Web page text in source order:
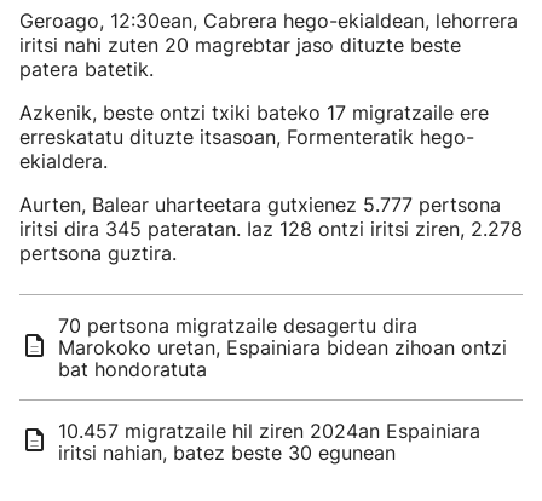
Geroago, 12:30ean, Cabrera hego-ekialdean, lehorrera
iritsi nahi zuten 20 magrebtar jaso dituzte beste
patera batetik.
Azkenik, beste ontzi txiki bateko 17 migratzaile ere
erreskatatu dituzte itsasoan, Formenteratik hego-
ekialdera.
Aurten, Balear uharteetara gutxienez 5.777 pertsona
iritsi dira 345 pateratan. Iaz 128 ontzi iritsi ziren, 2.278
pertsona guztira.
70 pertsona migratzaile desagertu dira
Marokoko uretan, Espainiara bidean zihoan ontzi
bat hondoratuta
10.457 migratzaile hil ziren 2024an Espainiara
iritsi nahian, batez beste 30 egunean